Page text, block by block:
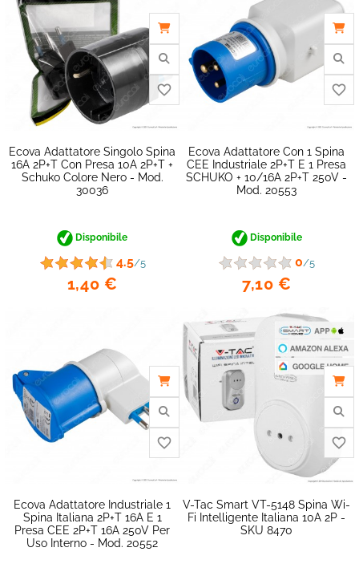
favorite_border
Ecova Adattatore Singolo Spina
16A 2P+T Con Presa 10A 2P+T +
Schuko Colore Nero - Mod.
30036
Disponibile
4.5/5
1,40 €
Ecova Adattatore Con 1 Spina
CEE Industriale 2P+T E 1 Presa
SCHUKO + 10/16A 2P+T 250V -
Mod. 20553
Disponibile
0/5
7,10 €
Ecova Adattatore Industriale 1
Spina Italiana 2P+T 16A E 1
Presa CEE 2P+T 16A 250V Per
Uso Interno - Mod. 20552
V-Tac Smart VT-5148 Spina Wi-
Fi Intelligente Italiana 10A 2P -
SKU 8470